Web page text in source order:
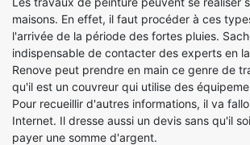
maisons. En effet, il faut procéder à ces
l'arrivée de la période des fortes pluies.
indispensable de contacter des experts en
Renove peut prendre en main ce genre de
qu'il est un couvreur qui utilise des
Pour recueillir d'autres informations, il va
Internet. Il dresse aussi un devis sans qu'il
payer une somme d'argent.